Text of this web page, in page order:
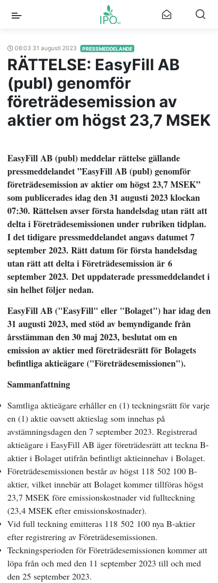
08:03 31 augusti 2023 PRESSMEDDELANDE
RÄTTELSE: EasyFill AB
(publ) genomför
företrädesemission av
aktier om högst 23,7 MSEK
EasyFill AB (publ) meddelar rättelse gällande
pressmeddelandet ”EasyFill AB (publ) genomför
företrädesemission av aktier om högst 23,7 MSEK”
som publicerades idag den 31 augusti 2023 klockan
07:30. Rättelsen avser första handelsdag utan rätt att
delta i Företrädesemissionen under rubriken tidplan.
I det tidigare pressmeddelandet angavs datumet 7
september 2023. Rätt datum för första handelsdag
utan rätt att delta i Företrädesemission är 6
september 2023. Det uppdaterade pressmeddelandet i
sin helhet följer nedan.
EasyFill AB ("EasyFill" eller "Bolaget") har idag den
31 augusti 2023, med stöd av bemyndigande från
årsstämman den 30 maj 2023, beslutat om en
emission av aktier med företrädesrätt för Bolagets
befintliga aktieägare ("Företrädesemissionen").
Sammanfattning
Samtliga aktieägare erhåller en (1) teckningsrätt för varje
en (1) aktie oavsett aktieslag som innehas på
avstämningsdagen den 7 september 2023. Registrerad
aktieägare i EasyFill AB äger företrädesrätt att teckna B-
aktier i Bolaget utifrån befintligt aktieinnehav i Bolaget.
Företrädesemissionen består av högst 118 502 100 B-
aktier, vilket innebär att Bolaget kommer tillföras högst
23,7 MSEK före emissionskostnader vid fullteckning
(23,4 MSEK efter emissionskostnader).
Vid full teckning emitteras 118 502 100 nya B-aktier
efter registrering av Företrädesemissionen.
Teckningsperioden för Företrädesemissionen kommer att
löpa från och med den 11 september 2023 till och med
den 25 september 2023.